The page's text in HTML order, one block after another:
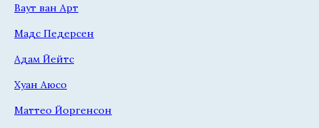
Ваут ван Арт
Мадс Педерсен
Адам Йейтс
Хуан Аюсо
Маттео Йоргенсон